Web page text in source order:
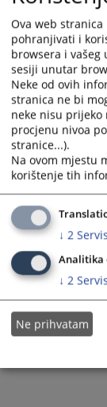
select
a
date.
Press
the
question
mark
key
to
get
the
keyboard
shortcuts
for
changing
dates.
02.07.2021.
mobilnoj
10.06.2021.
Vizual za Modul
08.02.2021.
Infografika
postupka"
30.09.2020.
Rights of
and Herzegovina
Ova web
pohranjivati i
browsera i vašeg
sesiji unutar
Neke od ovih
stranica ne bi
neke nisu prijeko
procjenu nivoa
stranice...).
Na ovom mjestu
korištenje tih
↓ 2
Analitika
↓ 2
Ne prihvatam